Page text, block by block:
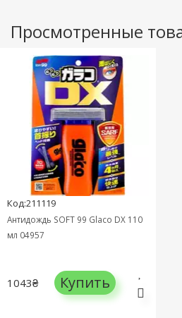
Просмотренные
Код:211119
Антидождь SOFT 99 Glaco DX 110
мл 04957
1043₴ Купить